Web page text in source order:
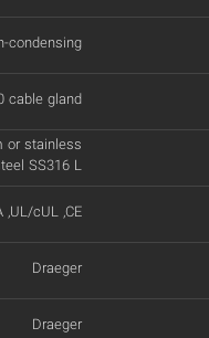
condensing
cable gland
or stainless
SS316 L
,UL/cUL ,CE
Draeger
Draeger